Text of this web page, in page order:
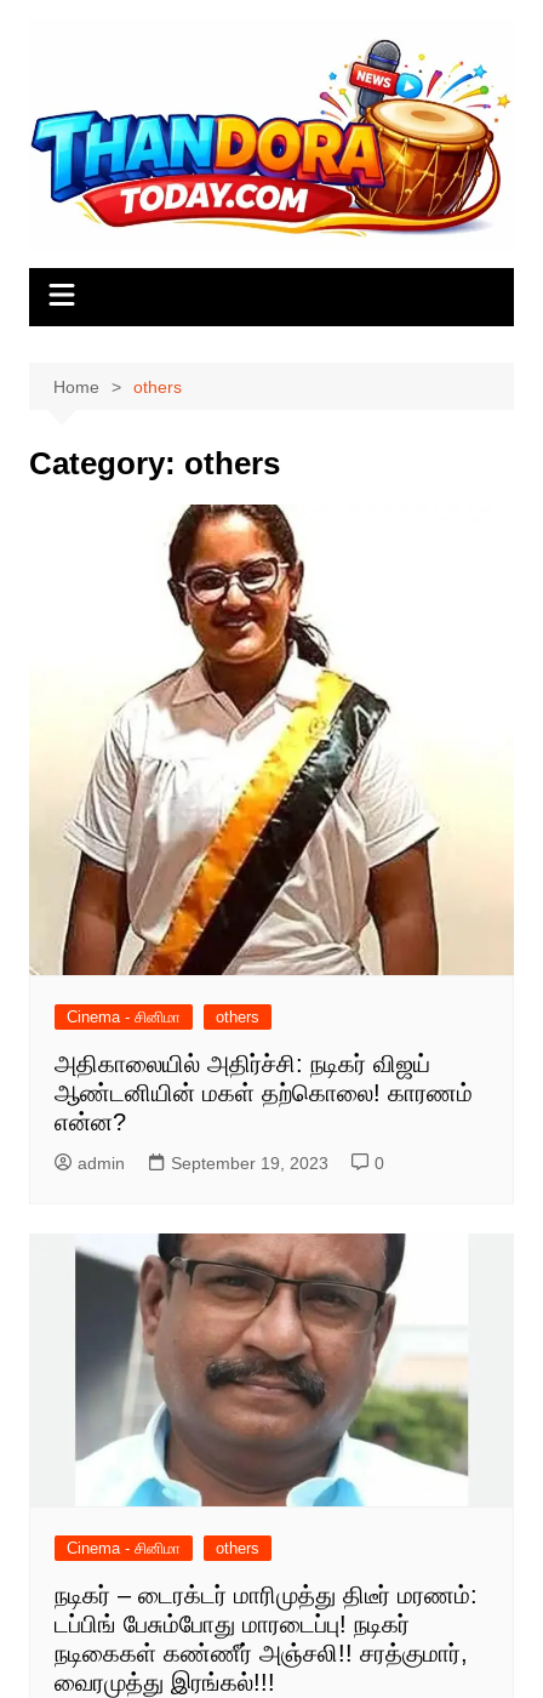
Home others
Category: others
Cinema - சினிமா others
அதிகாலையில் அதிர்ச்சி: நடிகர் விஜய்
ஆண்டனியின் மகள் தற்கொலை! காரணம்
என்ன?
admin September 19, 2023 0
Cinema - சினிமா others
நடிகர் – டைரக்டர் மாரிமுத்து திடீர் மரணம்:
டப்பிங் பேசும்போது மாரடைப்பு! நடிகர்
நடிகைகள் கண்ணீர் அஞ்சலி!! சரத்குமார்,
வைரமுத்து இரங்கல்!!!